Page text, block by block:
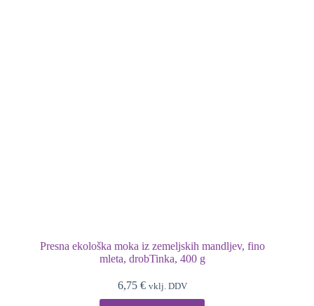
Presna ekološka moka iz zemeljskih mandljev, fino
mleta, drobTinka, 400 g
6,75 € vklj. DDV